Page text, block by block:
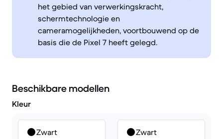
het gebied van verwerkingskracht,
schermtechnologie en
cameramogelijkheden, voortbouwend op de
basis die de Pixel 7 heeft gelegd.
Beschikbare modellen
Kleur
Zwart Zwart